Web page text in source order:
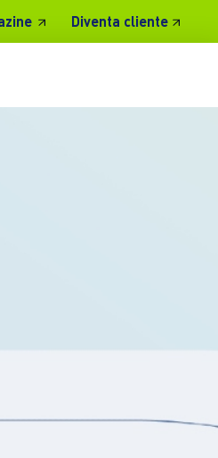
Diventa cliente